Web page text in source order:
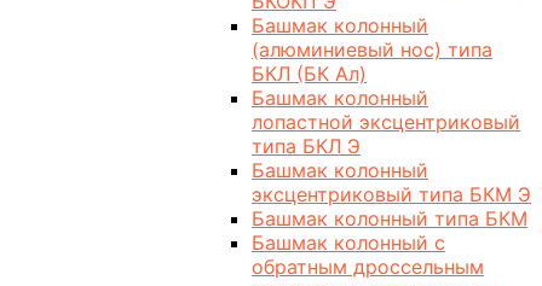
Башмак колонный
(алюминиевый нос) типа
БКЛ (БК Ал)
Башмак колонный
лопастной эксцентриковый
типа БКЛ Э
Башмак колонный
эксцентриковый типа БКМ Э
Башмак колонный типа БКМ
Башмак колонный с
обратным дроссельным